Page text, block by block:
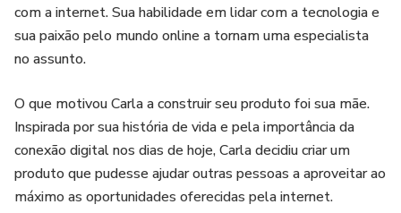
com a internet. Sua habilidade em lidar com a tecnologia e
sua paixão pelo mundo online a tornam uma especialista
no assunto.
O que motivou Carla a construir seu produto foi sua mãe.
Inspirada por sua história de vida e pela importância da
conexão digital nos dias de hoje, Carla decidiu criar um
produto que pudesse ajudar outras pessoas a aproveitar ao
máximo as oportunidades oferecidas pela internet.